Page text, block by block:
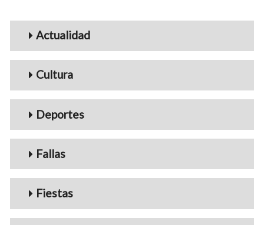
Menu_Videos
Actualidad
Cultura
Deportes
Fallas
Fiestas